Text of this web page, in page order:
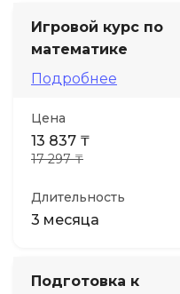
Игровой курс по
математике
Подробнее
Цена
13 837 ₸
17 297 ₸
Длительность
3 месяца
Подготовка к